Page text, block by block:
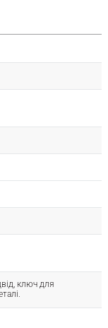
ключ для